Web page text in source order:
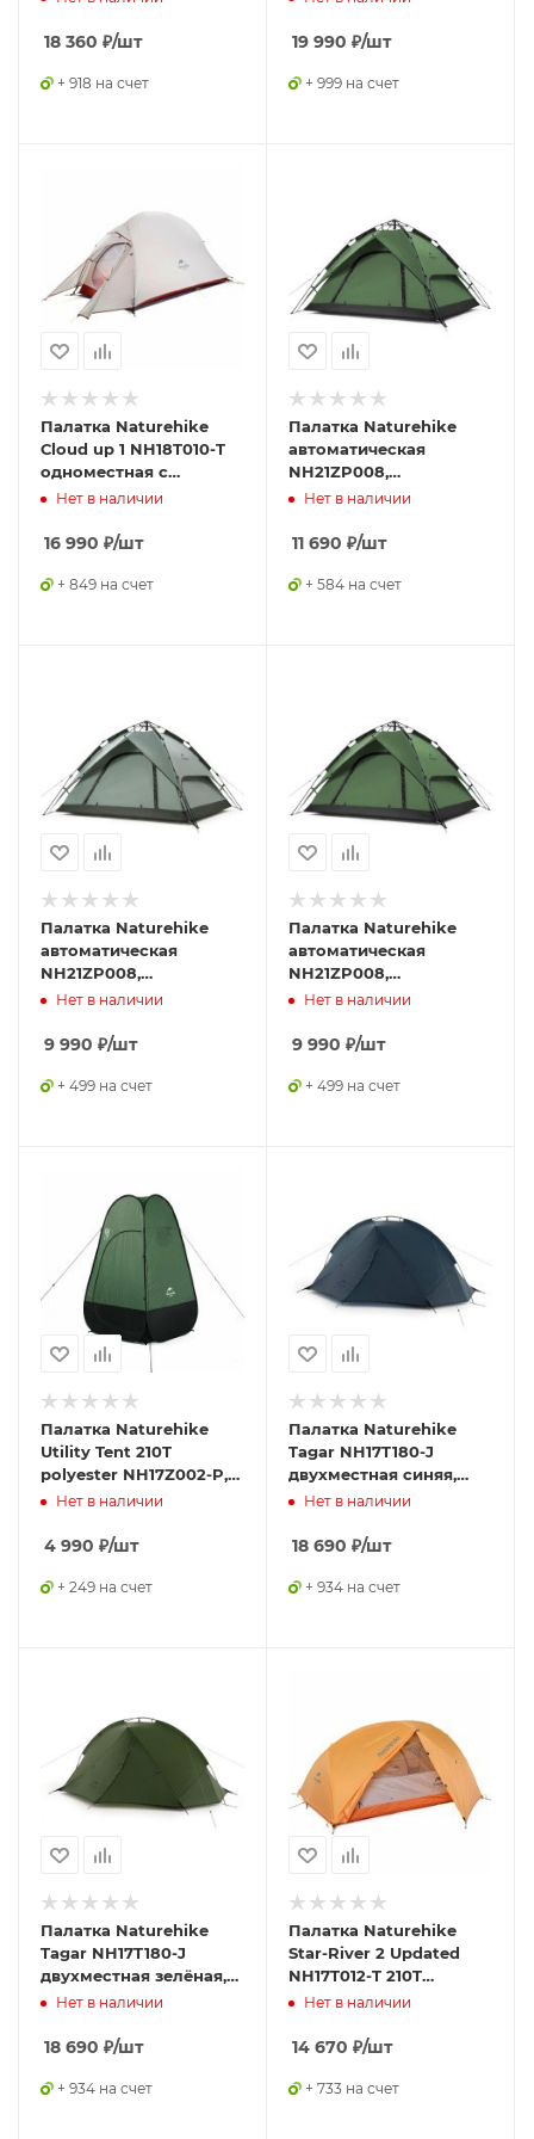
красная, 6927595730560
18 360 ₽/шт
+ 918 на счет
6927595724668
19 990 ₽/шт
+ 999 на счет
Палатка Naturehike
Сloud up 1 NH18T010-T
одноместная с
ковриком , серо-
Нет в наличии
16 990 ₽/шт
+ 849 на счет
Палатка Naturehike
автоматическая
NH21ZP008,
четырехместная,
Нет в наличии
11 690 ₽/шт
+ 584 на счет
Палатка Naturehike
автоматическая
NH21ZP008,
трехместная, серо-
Нет в наличии
9 990 ₽/шт
+ 499 на счет
Палатка Naturehike
автоматическая
NH21ZP008,
трехместная, зеленая,
Нет в наличии
9 990 ₽/шт
+ 499 на счет
Палатка Naturehike
Utility Tent 210T
polyester NH17Z002-P,
для переодевания,
Нет в наличии
4 990 ₽/шт
+ 249 на счет
Палатка Naturehike
Tagar NH17T180-J
двухместная синяя,
6927595716182
Нет в наличии
18 690 ₽/шт
+ 934 на счет
Палатка Naturehike
Tagar NH17T180-J
двухместная зелёная,
6927595793183
Нет в наличии
18 690 ₽/шт
+ 934 на счет
Палатка Naturehike
Star-River 2 Updated
NH17T012-T 210T
сверхлегкая
ковриком, оранжевая,
Нет в наличии
14 670 ₽/шт
+ 733 на счет